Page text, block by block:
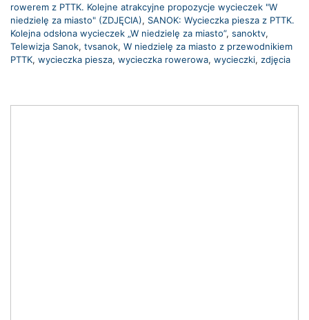
rowerem z PTTK. Kolejne atrakcyjne propozycje wycieczek "W
niedzielę za miasto" (ZDJĘCIA), SANOK: Wycieczka piesza z PTTK.
Kolejna odsłona wycieczek „W niedzielę za miasto”, sanoktv,
Telewizja Sanok, tvsanok, W niedzielę za miasto z przewodnikiem
PTTK, wycieczka piesza, wycieczka rowerowa, wycieczki, zdjęcia